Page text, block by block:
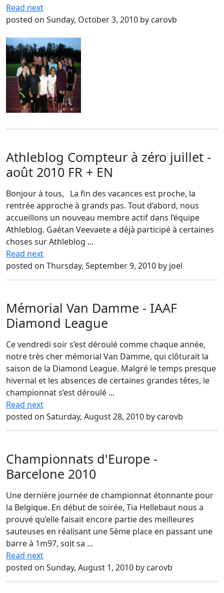
Read next
posted on Sunday, October 3, 2010 by carovb
Athleblog Compteur à zéro juillet -
août 2010 FR + EN
Bonjour à tous, La fin des vacances est proche, la
rentrée approche à grands pas. Tout d’abord, nous
accueillons un nouveau membre actif dans l’équipe
Athleblog. Gaétan Veevaete a déjà participé à certaines
choses sur Athleblog ...
Read next
posted on Thursday, September 9, 2010 by joel
Mémorial Van Damme - IAAF
Diamond League
Ce vendredi soir s’est déroulé comme chaque année,
notre très cher mémorial Van Damme, qui clôturait la
saison de la Diamond League. Malgré le temps presque
hivernal et les absences de certaines grandes têtes, le
championnat s’est déroulé ...
Read next
posted on Saturday, August 28, 2010 by carovb
Championnats d'Europe -
Barcelone 2010
Une dernière journée de championnat étonnante pour
la Belgique. En début de soirée, Tia Hellebaut nous a
prouvé qu’elle faisait encore partie des meilleures
sauteuses en réalisant une 5ème place en passant une
barre à 1m97, soit sa ...
Read next
posted on Sunday, August 1, 2010 by carovb